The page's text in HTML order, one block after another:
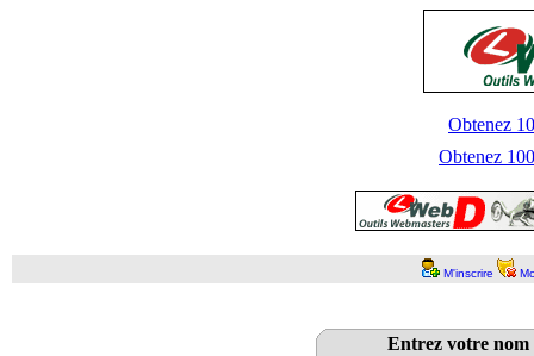
Obtenez
Obtenez
M'inscrire
Entrez votre nom